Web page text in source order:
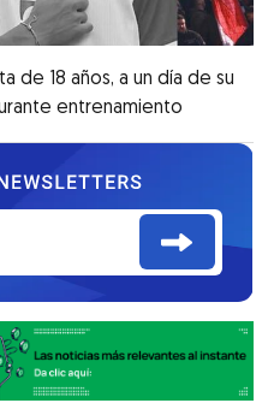
de 18 años, a un día de su
entrenamiento